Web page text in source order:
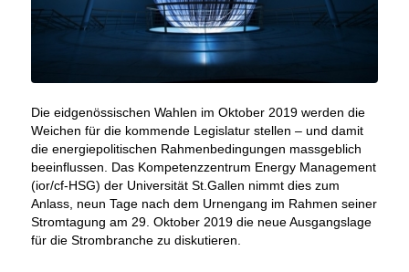
Die eidgenössischen Wahlen im Oktober 2019 werden die
Weichen für die kommende Legislatur stellen – und damit
die energiepolitischen Rahmenbedingungen massgeblich
beeinflussen. Das Kompetenzzentrum Energy Management
(ior/cf-HSG) der Universität St.Gallen nimmt dies zum
Anlass, neun Tage nach dem Urnengang im Rahmen seiner
Stromtagung am 29. Oktober 2019 die neue Ausgangslage
für die Strombranche zu diskutieren.